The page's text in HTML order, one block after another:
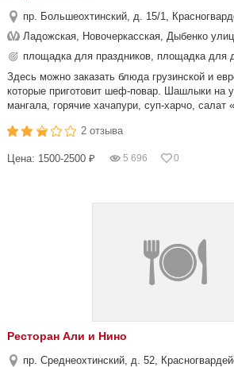
пр. Большеохтинский, д. 15/1,
Ладожская, Новочеркасская, Дыбенко
площадка для праздников, площадка для
Здесь можно заказать блюда грузинской и
которые приготовит шеф-повар. Шашлыки на
мангала, горячие хачапури, суп-харчо, салат
2 отзыва
Цена: 1500-2500 ₽ 5 696 0
Ресторан Али и Нино
пр. Среднеохтинский, д. 52,